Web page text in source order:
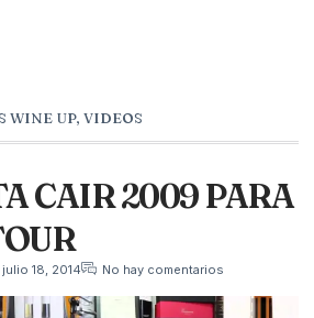
WINE UP, VIDEOS
CAIR 2009 PARA
julio 18, 2014
No hay comentarios